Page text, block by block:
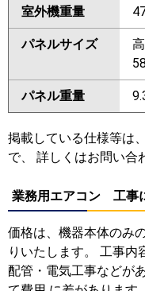
室外機重量
パネルサイズ
パネル重量
掲載している仕様等は
で、 詳しくはお問い合
業務用エアコン 工事
価格は、機器本体のみ
りいたします。 工事内
配管・電気工事などが